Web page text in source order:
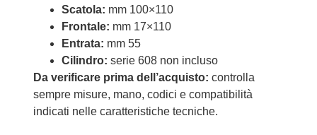
Scatola: mm 100×110
Frontale: mm 17×110
Entrata: mm 55
Cilindro: serie 608 non incluso
Da verificare prima dell’acquisto: controlla
sempre misure, mano, codici e compatibilità
indicati nelle caratteristiche tecniche.